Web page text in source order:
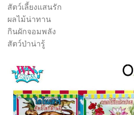
สัตว์เลี้ยงแสนรัก
ผลไม้น่าทาน
กินผักจอมพลัง
สัตว์ป่าน่ารู้